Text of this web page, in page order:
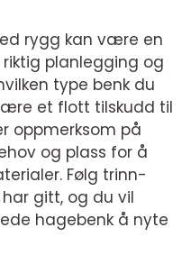
rygg kan være en
planlegging og
type benk du
et flott tilskudd til
oppmerksom på
og plass for å
Følg trinn-
gitt, og du vil
hagebenk å nyte